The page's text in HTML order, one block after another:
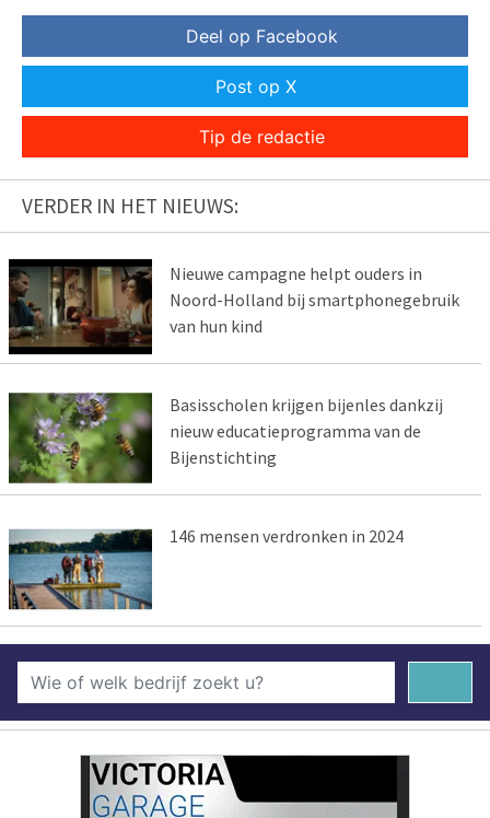
Deel op Facebook
Post op X
Tip de redactie
VERDER IN HET NIEUWS:
Nieuwe campagne helpt ouders in
Noord-Holland bij smartphonegebruik
van hun kind
Basisscholen krijgen bijenles dankzij
nieuw educatieprogramma van de
Bijenstichting
146 mensen verdronken in 2024